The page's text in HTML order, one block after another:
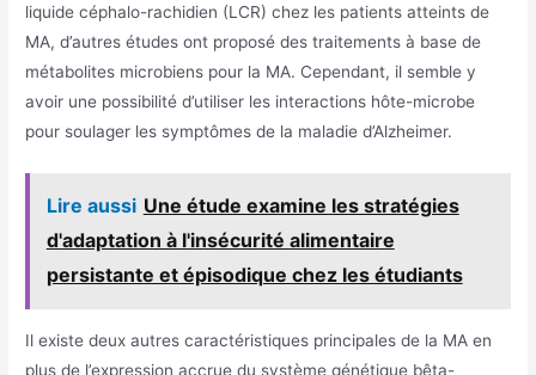
liquide céphalo-rachidien (LCR) chez les patients atteints de
MA, d’autres études ont proposé des traitements à base de
métabolites microbiens pour la MA. Cependant, il semble y
avoir une possibilité d’utiliser les interactions hôte-microbe
pour soulager les symptômes de la maladie d’Alzheimer.
Lire aussi Une étude examine les stratégies
d'adaptation à l'insécurité alimentaire
persistante et épisodique chez les étudiants
Il existe deux autres caractéristiques principales de la MA en
plus de l’expression accrue du système génétique bêta-